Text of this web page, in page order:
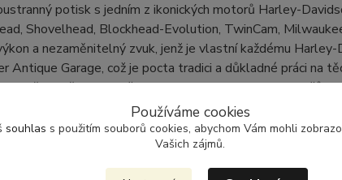
potisk s jedním z ikonických motorů Harley-
Shovelhead, Blockhead-Evolution, TwinCam,
a nezaměnitelný zvuk, jenž je vlastní každému
Antique Garage, což je pocta tradici a důkladné práci na
střih: Tričko je navrženo tak, aby vyhovovalo jak
Davidson a motocyklovou kulturu.
design: S kulatým výstřihem a krátkými rukávy je toto
s přáteli nebo se účastníte motorkářských srazů a
a odolnost: Kvalitní materiál a zpracování trička
Používáme cookies
souhlas s použitím souborů cookies, abychom Vám mohli
Vašich zájmů.